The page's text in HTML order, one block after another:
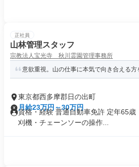
正社員
山林管理スタッフ
宗教法人宝光寺 秋川霊園管理事務所
意欲重視。山の仕事に本気で向き合える方
東京都西多摩郡日の出町
月給23万円～30万円
資格・経験 普通自動車免許 定年65歳
刈機・チェーンソーの操作...